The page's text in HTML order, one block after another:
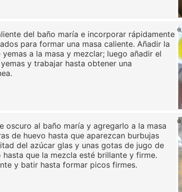
del baño maría e incorporar rápidamente
para formar una masa caliente. Añadir la
a la masa y mezclar; luego añadir el
y trabajar hasta obtener una
oscuro al baño maría y agregarlo a la masa
de huevo hasta que aparezcan burbujas
del azúcar glas y unas gotas de jugo de
que la mezcla esté brillante y firme.
y batir hasta formar picos firmes.